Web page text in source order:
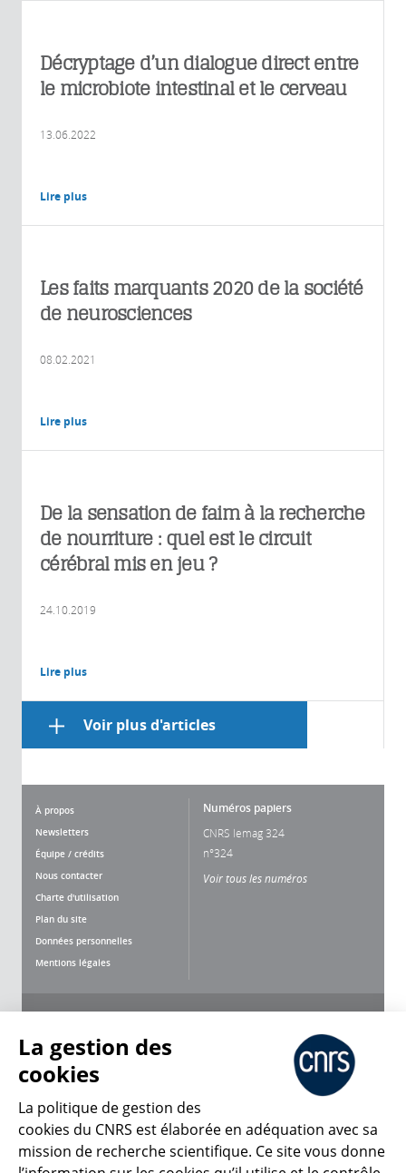
Décryptage d’un dialogue direct entre
le microbiote intestinal et le cerveau
13.06.2022
Lire plus
Les faits marquants 2020 de la société
de neurosciences
08.02.2021
Lire plus
De la sensation de faim à la recherche
de nourriture : quel est le circuit
cérébral mis en jeu ?
24.10.2019
Lire plus
Voir plus d'articles
À propos
Newsletters
Équipe / crédits
Nous contacter
Charte d'utilisation
Plan du site
Données personnelles
Mentions légales
Numéros papiers
CNRS lemag 324
n°324
Voir tous les numéros
CNRS Le Mag
La gestion des
cookies
La politique de gestion des
cookies du CNRS est élaborée en adéquation avec sa
mission de recherche scientifique. Ce site vous donne